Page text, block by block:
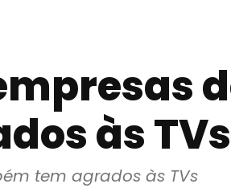
às TVs
tem agrados às TVs